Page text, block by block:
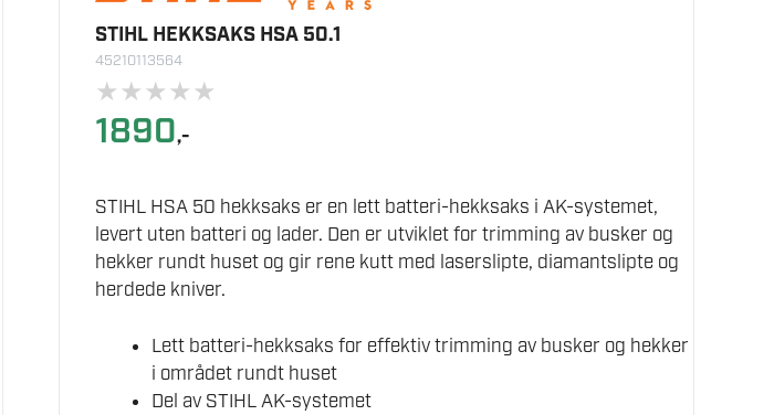
STIHL HEKKSAKS HSA 50.1
45210113564
★★★★★
1890,-
STIHL HSA 50 hekksaks er en lett batteri-hekksaks i AK-systemet,
levert uten batteri og lader. Den er utviklet for trimming av busker og
hekker rundt huset og gir rene kutt med laserslipte, diamantslipte og
herdede kniver.
Lett batteri-hekksaks for effektiv trimming av busker og hekker
i området rundt huset
Del av STIHL AK-systemet